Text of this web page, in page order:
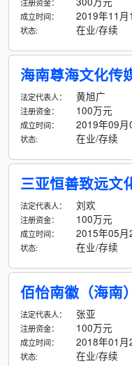
成立时间： 2019年11月
状态: 在业/存续
海南尊海文化传
法定代表人： 黄旭广
注册资金： 100万元
成立时间： 2019年09月
状态: 在业/存续
三亚恒善致远文
法定代表人： 刘欢
注册资金： 100万元
成立时间： 2015年05月
状态: 在业/存续
佰怡南徽（海南
法定代表人： 张亚
注册资金： 100万元
成立时间： 2018年01月
状态: 在业/存续